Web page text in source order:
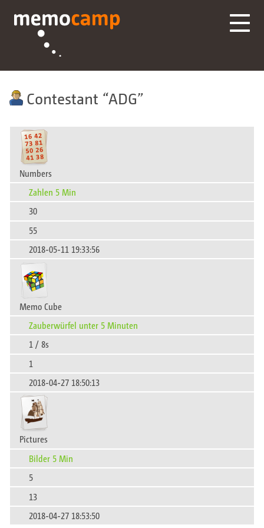
Contestant ADG
Numbers
Zahlen 5 Min
30
55
2018-05-11 19:33:56
Memo Cube
Zauberwürfel unter 5 Minuten
1 / 8s
1
2018-04-27 18:50:13
Pictures
Bilder 5 Min
5
13
2018-04-27 18:53:50